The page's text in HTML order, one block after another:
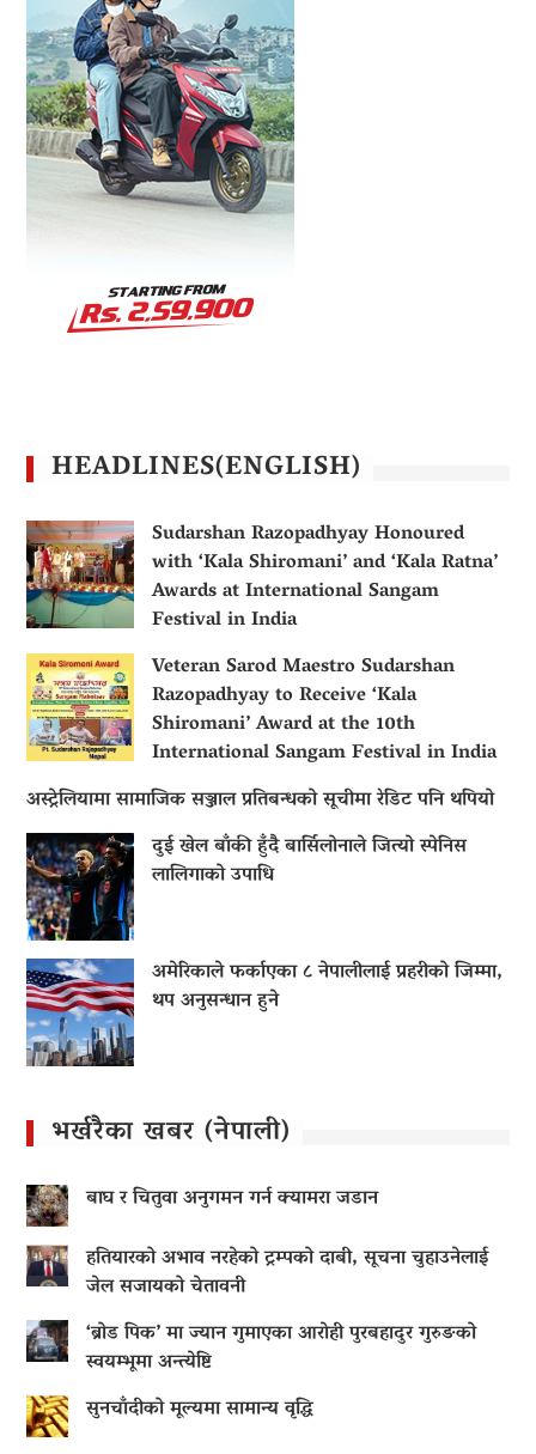
HEADLINES(ENGLISH)
Sudarshan Razopadhyay Honoured
with ‘Kala Shiromani’ and ‘Kala Ratna’
Awards at International Sangam
Festival in India
Veteran Sarod Maestro Sudarshan
Razopadhyay to Receive ‘Kala
Shiromani’ Award at the 10th
International Sangam Festival in India
अस्ट्रेलियामा सामाजिक सञ्जाल प्रतिबन्धको सूचीमा रेडिट पनि थपियो
दुई खेल बाँकी हुँदै बार्सिलोनाले जित्यो स्पेनिस
लालिगाको उपाधि
अमेरिकाले फर्काएका ८ नेपालीलाई प्रहरीको जिम्मा,
थप अनुसन्धान हुने
भर्खरैका खबर (नेपाली)
बाघ र चितुवा अनुगमन गर्न क्यामरा जडान
हतियारको अभाव नरहेको ट्रम्पको दाबी, सूचना चुहाउनेलाई
जेल सजायको चेतावनी
‘ब्रोड पिक’ मा ज्यान गुमाएका आराेही पुरबहादुर गुरुङको
स्वयम्भूमा अन्त्येष्टि
सुनचाँदीको मूल्यमा सामान्य वृद्धि